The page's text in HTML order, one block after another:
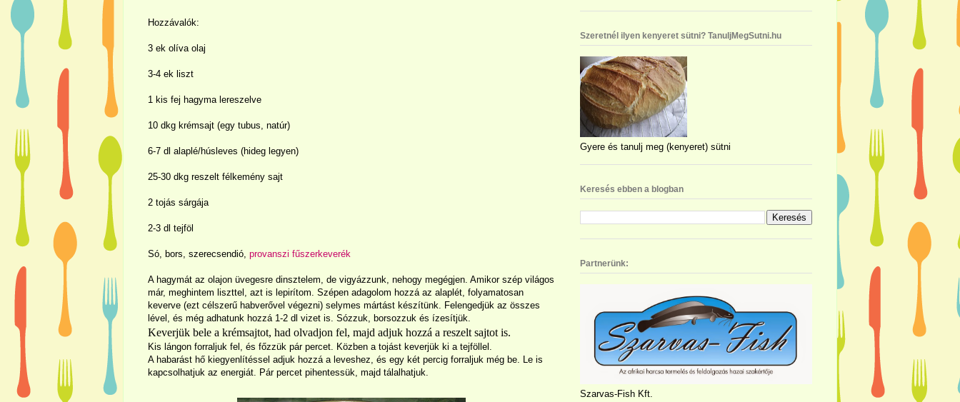
Hozzávalók:
3 ek olíva olaj
3-4 ek liszt
1 kis fej hagyma lereszelve
10 dkg krémsajt (egy tubus, natúr)
6-7 dl alaplé/húsleves (hideg legyen)
25-30 dkg reszelt félkemény sajt
2 tojás sárgája
2-3 dl tejföl
Só, bors, szerecsendió, provanszi fűszerkeverék
A hagymát az olajon üvegesre dinsztelem, de vigyázzunk, nehogy megégjen. Amikor szép világos
már, meghintem liszttel, azt is lepirítom. Szépen adagolom hozzá az alaplét, folyamatosan
keverve (ezt célszerű habverővel végezni) selymes mártást készítünk. Felengedjük az összes
lével, és még adhatunk hozzá 1-2 dl vizet is. Sózzuk, borsozzuk és ízesítjük.
Keverjük bele a krémsajtot, had olvadjon fel, majd adjuk hozzá a reszelt sajtot is.
Kis lángon forraljuk fel, és főzzük pár percet. Közben a tojást keverjük ki a tejföllel.
A habarást hő kiegyenlítéssel adjuk hozzá a leveshez, és egy két percig forraljuk még be. Le is
kapcsolhatjuk az energiát. Pár percet pihentessük, majd tálalhatjuk.
Szeretnél ilyen kenyeret sütni? TanuljMegSutni.hu
Gyere és tanulj meg (kenyeret) sütni
Keresés ebben a blogban
Partnerünk:
Szarvas-Fish Kft.